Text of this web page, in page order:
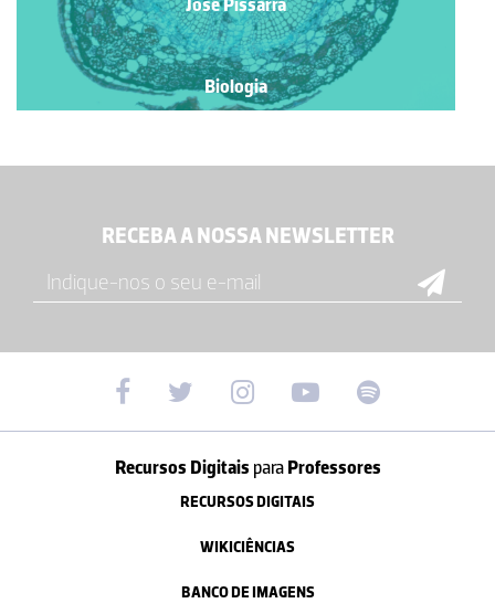
Jose Pissarra
Biologia
RECEBA A NOSSA NEWSLETTER
Recursos Digitais paraProfessores
RECURSOS DIGITAIS
WIKICIÊNCIAS
BANCO DE IMAGENS